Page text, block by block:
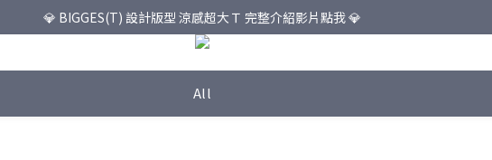
💎 BIGGES(T) 設計版型 涼感超大Ｔ 完整介紹影片點我 💎
All